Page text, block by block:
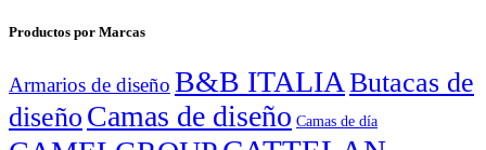
Productos por Marcas
Armarios de diseño B&B ITALIAButacas de
diseño Camas de diseño Camas de día